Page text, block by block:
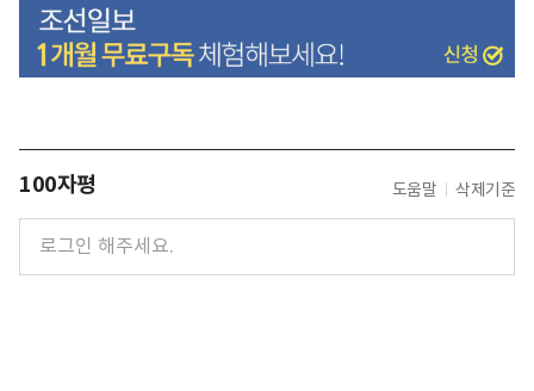
100자평 도움말 삭제기준